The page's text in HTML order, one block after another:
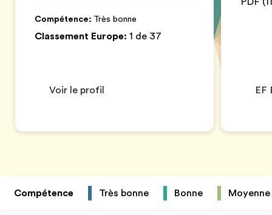
Compétence: Très bonne
Classement Europe: 1 de 37
Voir le profil EF
Compétence Très bonne Bonne Moyenne